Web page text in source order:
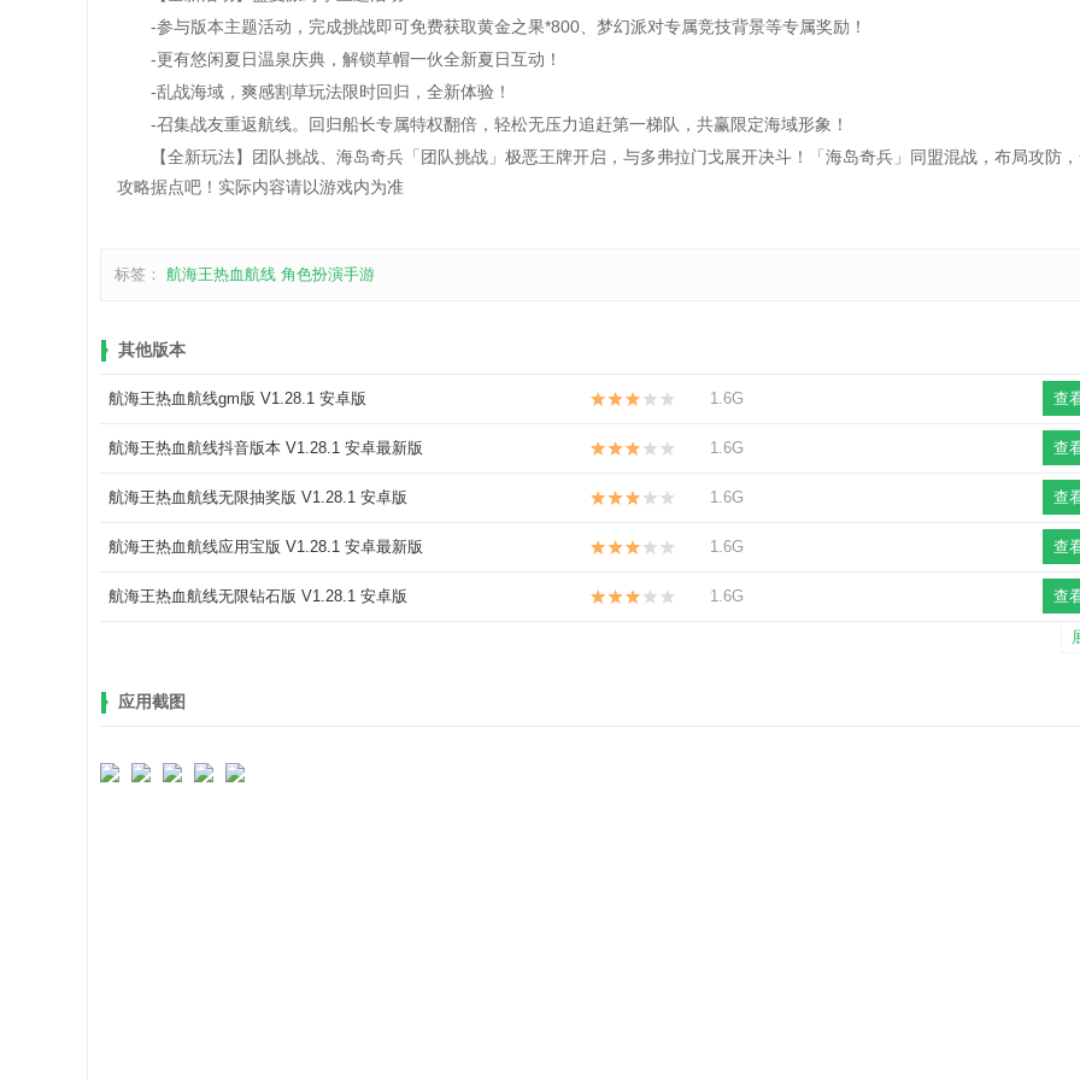
-参与版本主题活动，完成挑战即可免费获取黄金之果*800、梦幻派对专属竞技背景等专属奖励！
-更有悠闲夏日温泉庆典，解锁草帽一伙全新夏日互动！
-乱战海域，爽感割草玩法限时回归，全新体验！
-召集战友重返航线。回归船长专属特权翻倍，轻松无压力追赶第一梯队，共赢限定海域形象！
【全新玩法】团队挑战、海岛奇兵「团队挑战」极恶王牌开启，与多弗拉门戈展开决斗！「海岛奇兵」同盟混战，布局攻防，
攻略据点吧！实际内容请以游戏内为准
标签： 航海王热血航线 角色扮演手游
其他版本
查
航海王热血航线gm版 V1.28.1 安卓版 1.6G
查
航海王热血航线抖音版本 V1.28.1 安卓最新版 1.6G
查
航海王热血航线无限抽奖版 V1.28.1 安卓版 1.6G
查
航海王热血航线应用宝版 V1.28.1 安卓最新版 1.6G
查
航海王热血航线无限钻石版 V1.28.1 安卓版 1.6G
应用截图